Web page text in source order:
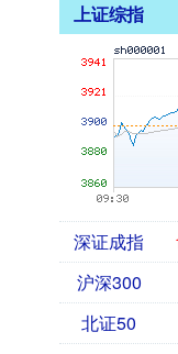
上证综指
深证成指
沪深300
北证50